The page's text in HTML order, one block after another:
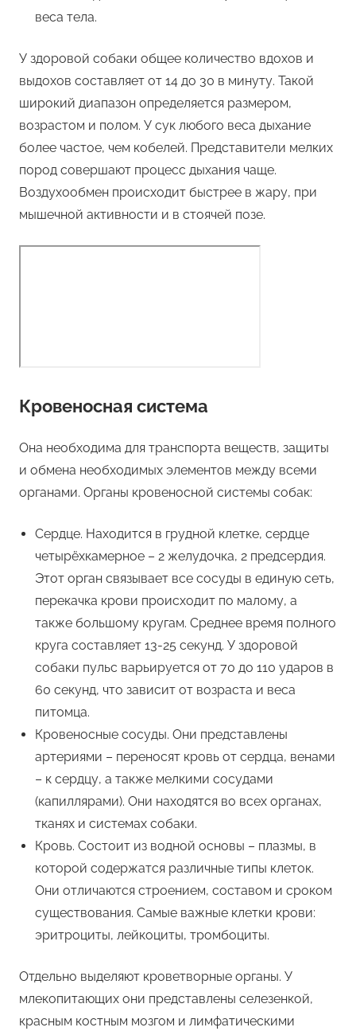
веса тела.
У здоровой собаки общее количество вдохов и
выдохов составляет от 14 до 30 в минуту. Такой
широкий диапазон определяется размером,
возрастом и полом. У сук любого веса дыхание
более частое, чем кобелей. Представители мелких
пород совершают процесс дыхания чаще.
Воздухообмен происходит быстрее в жару, при
мышечной активности и в стоячей позе.
Кровеносная система
Она необходима для транспорта веществ, защиты
и обмена необходимых элементов между всеми
органами. Органы кровеносной системы собак:
Сердце. Находится в грудной клетке, сердце
четырёхкамерное – 2 желудочка, 2 предсердия.
Этот орган связывает все сосуды в единую сеть,
перекачка крови происходит по малому, а
также большому кругам. Среднее время полного
круга составляет 13-25 секунд. У здоровой
собаки пульс варьируется от 70 до 110 ударов в
60 секунд, что зависит от возраста и веса
питомца.
Кровеносные сосуды. Они представлены
артериями – переносят кровь от сердца, венами
– к сердцу, а также мелкими сосудами
(капиллярами). Они находятся во всех органах,
тканях и системах собаки.
Кровь. Состоит из водной основы – плазмы, в
которой содержатся различные типы клеток.
Они отличаются строением, составом и сроком
существования. Самые важные клетки крови:
эритроциты, лейкоциты, тромбоциты.
Отдельно выделяют кроветворные органы. У
млекопитающих они представлены селезенкой,
красным костным мозгом и лимфатическими